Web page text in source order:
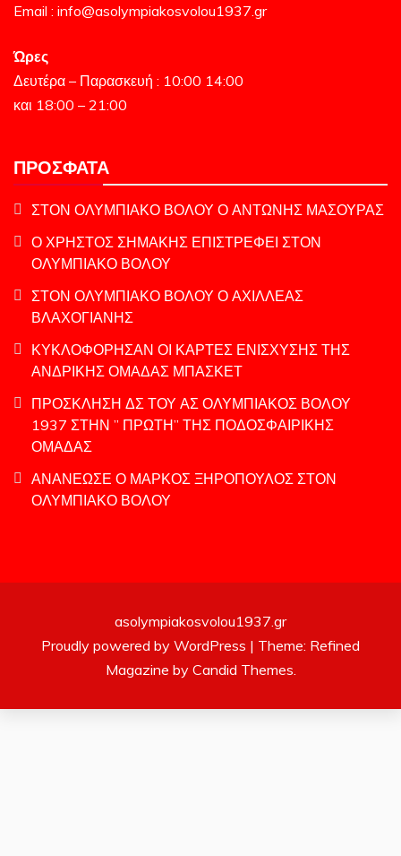
Email : info@asolympiakosvolou1937.gr
Ώρες
Δευτέρα – Παρασκευή : 10:00 14:00
και 18:00 – 21:00
ΠΡΌΣΦΑΤΑ
ΣΤΟΝ ΟΛΥΜΠΙΑΚΟ ΒΟΛΟΥ Ο ΑΝΤΩΝΗΣ ΜΑΣΟΥΡΑΣ
Ο ΧΡΗΣΤΟΣ ΣΗΜΑΚΗΣ ΕΠΙΣΤΡΕΦΕΙ ΣΤΟΝ
ΟΛΥΜΠΙΑΚΟ ΒΟΛΟΥ
ΣΤΟΝ ΟΛΥΜΠΙΑΚΟ ΒΟΛΟΥ Ο ΑΧΙΛΛΕΑΣ
ΒΛΑΧΟΓΙΑΝΗΣ
ΚΥΚΛΟΦΟΡΗΣΑΝ ΟΙ ΚΑΡΤΕΣ ΕΝΙΣΧΥΣΗΣ ΤΗΣ
ΑΝΔΡΙΚΗΣ ΟΜΑΔΑΣ ΜΠΑΣΚΕΤ
ΠΡΟΣΚΛΗΣΗ ΔΣ ΤΟΥ ΑΣ ΟΛΥΜΠΙΑΚΟΣ ΒΟΛΟΥ
1937 ΣΤΗΝ ” ΠΡΩΤΗ” ΤΗΣ ΠΟΔΟΣΦΑΙΡΙΚΗΣ
ΟΜΑΔΑΣ
ΑΝΑΝΕΩΣΕ Ο ΜΑΡΚΟΣ ΞΗΡΟΠΟΥΛΟΣ ΣΤΟΝ
ΟΛΥΜΠΙΑΚΟ ΒΟΛΟΥ
asolympiakosvolou1937.gr
Proudly powered by WordPress | Theme: Refined
Magazine by Candid Themes